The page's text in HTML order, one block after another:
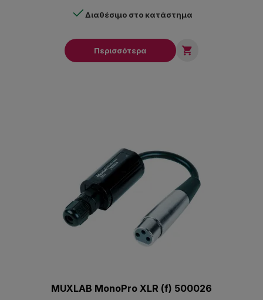
Διαθέσιμο στο κατάστημα
Περισσότερα 
MUXLAB MonoPro XLR (f) 500026